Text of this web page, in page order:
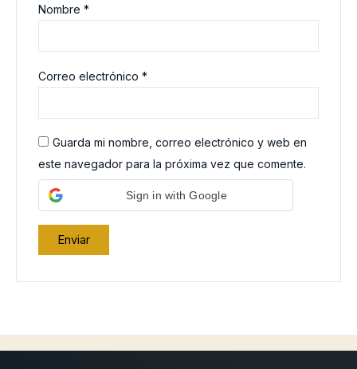
Nombre*
Correo electrónico*
Guarda mi nombre, correo electrónico y web en
este navegador para la próxima vez que comente.
Sign in with Google